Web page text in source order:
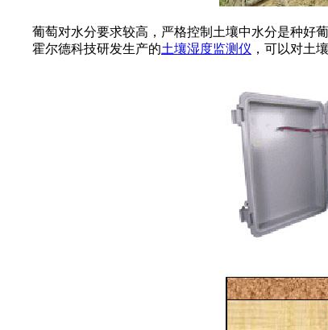
葡萄对水分要求较高，严格控制土壤中水分是种好葡
霍尔德科技研发生产的土壤湿度监测仪 ，可以对土